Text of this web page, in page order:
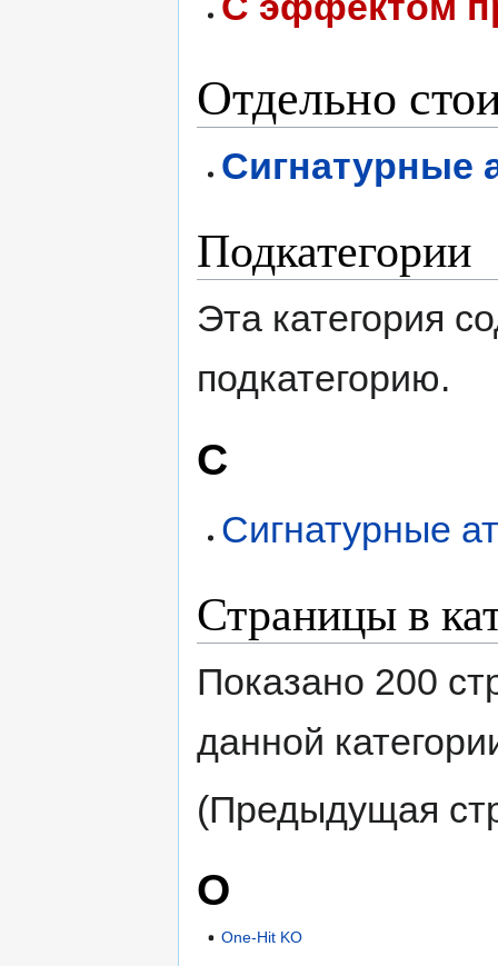
Отдельно
Сигнатурные
Подкатегории
Эта категория
подкатегорию.
С
Сигнатурные
Страницы в
Показано 200
данной
(Предыдущая
O
One-Hit KO